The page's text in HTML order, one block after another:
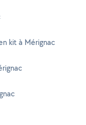
kit à Mérignac